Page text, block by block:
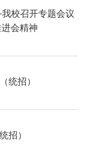
07-24
新程
07-31
确政绩
校召开专题会议
会精神
统招）
招）